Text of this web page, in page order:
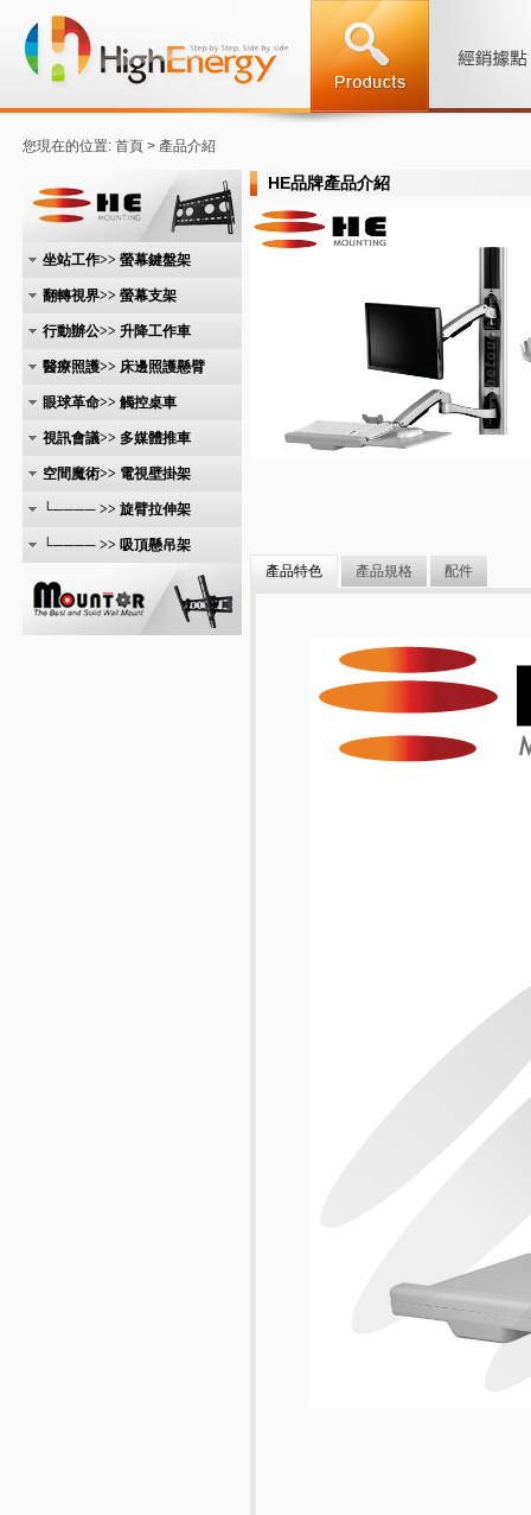
您現在的位置: 首頁 > 產品介紹
坐站工作>> 螢幕鍵盤架
翻轉視界>> 螢幕支架
行動辦公>> 升降工作車
醫療照護>> 床邊照護懸臂
眼球革命>> 觸控桌車
視訊會議>> 多媒體推車
空間魔術>> 電視壁掛架
└──── >> 旋臂拉伸架
└──── >> 吸頂懸吊架
HE品牌產品介紹
產品特色 產品規格 配件